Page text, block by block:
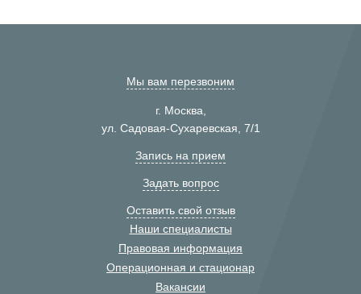
Мы вам перезвоним
г. Москва,
ул. Садовая-Сухаревская, 7/1
Запись на прием
Задать вопрос
Оставить свой отзыв
Наши специалисты
Правовая информация
Операционная и стационар
Вакансии